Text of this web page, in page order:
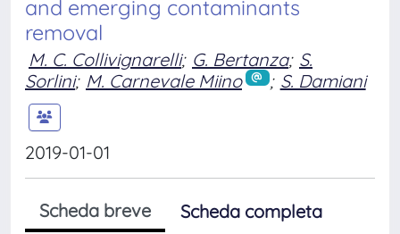
and emerging contaminants
removal
M. C. Collivignarelli; G. Bertanza; S.
Sorlini; M. Carnevale Miino ; S. Damiani
2019-01-01
Scheda breve
Scheda completa